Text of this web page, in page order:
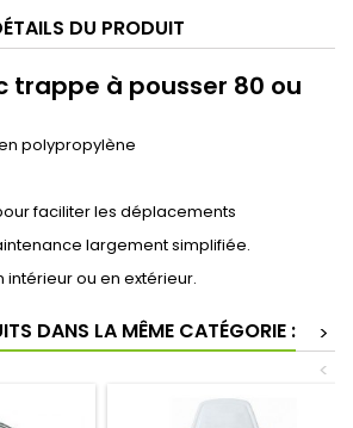
DU PRODUIT
trappe à pousser 80 ou
polypropylène
faciliter les déplacements
largement simplifiée.
intérieur ou en extérieur.
DANS LA MÊME CATÉGORIE :
>
<